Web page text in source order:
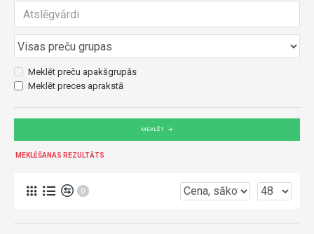
Meklēt preču apakšgrupās
Meklēt preces aprakstā
MEKLĒT
MEKLĒŠANAS REZULTĀTS
0